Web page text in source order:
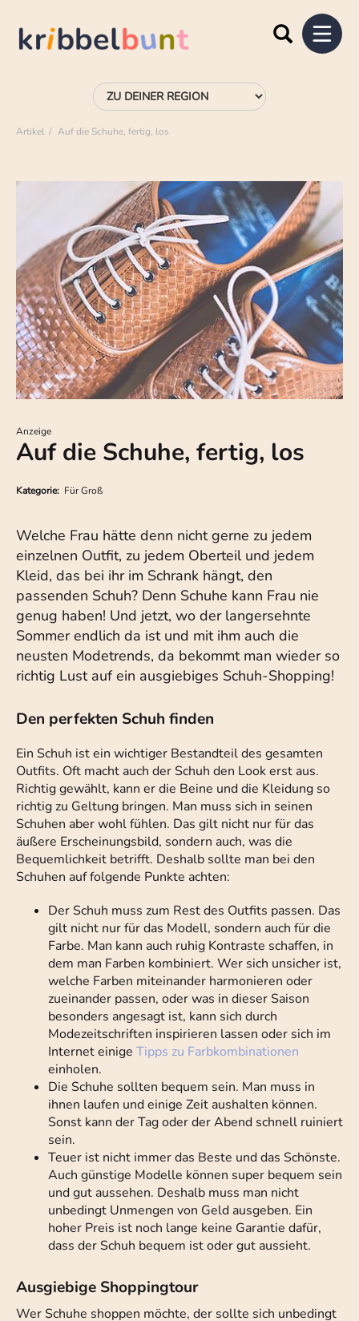
Artikel Auf die Schuhe, fertig, los
Anzeige
Auf die Schuhe, fertig, los
Kategorie: Für Groß
Welche Frau hätte denn nicht gerne zu jedem
einzelnen Outfit, zu jedem Oberteil und jedem
Kleid, das bei ihr im Schrank hängt, den
passenden Schuh? Denn Schuhe kann Frau nie
genug haben! Und jetzt, wo der langersehnte
Sommer endlich da ist und mit ihm auch die
neusten Modetrends, da bekommt man wieder so
richtig Lust auf ein ausgiebiges Schuh-Shopping!
Den perfekten Schuh finden
Ein Schuh ist ein wichtiger Bestandteil des gesamten
Outfits. Oft macht auch der Schuh den Look erst aus.
Richtig gewählt, kann er die Beine und die Kleidung so
richtig zu Geltung bringen. Man muss sich in seinen
Schuhen aber wohl fühlen. Das gilt nicht nur für das
äußere Erscheinungsbild, sondern auch, was die
Bequemlichkeit betrifft. Deshalb sollte man bei den
Schuhen auf folgende Punkte achten:
Der Schuh muss zum Rest des Outfits passen. Das
gilt nicht nur für das Modell, sondern auch für die
Farbe. Man kann auch ruhig Kontraste schaffen, in
dem man Farben kombiniert. Wer sich unsicher ist,
welche Farben miteinander harmonieren oder
zueinander passen, oder was in dieser Saison
besonders angesagt ist, kann sich durch
Modezeitschriften inspirieren lassen oder sich im
Internet einige Tipps zu Farbkombinationen
einholen.
Die Schuhe sollten bequem sein. Man muss in
ihnen laufen und einige Zeit aushalten können.
Sonst kann der Tag oder der Abend schnell ruiniert
sein.
Teuer ist nicht immer das Beste und das Schönste.
Auch günstige Modelle können super bequem sein
und gut aussehen. Deshalb muss man nicht
unbedingt Unmengen von Geld ausgeben. Ein
hoher Preis ist noch lange keine Garantie dafür,
dass der Schuh bequem ist oder gut aussieht.
Ausgiebige Shoppingtour
Wer Schuhe shoppen möchte, der sollte sich unbedingt